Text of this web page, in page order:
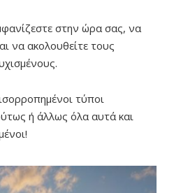
στην ώρα σας, να
να ακολουθείτε τους
τύποι
ή άλλως όλα αυτά και